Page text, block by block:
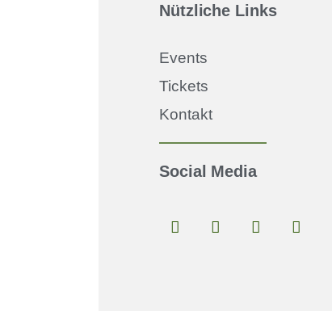
Nützliche Links
Events
Tickets
Kontakt
Social Media